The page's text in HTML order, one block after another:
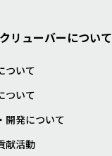
リューバーについて
ついて
ついて
開発について
献活動